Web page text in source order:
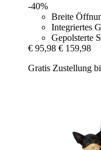
-40%
Breite
Integriertes
Gepolsterte
€ 95,98 € 159,98
Gratis Zustellung